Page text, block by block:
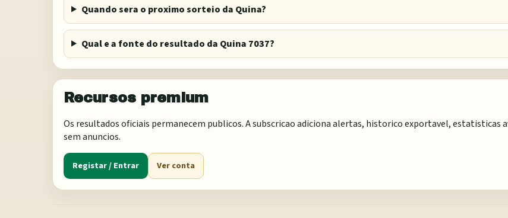
Quando sera o proximo sorteio da Quina?
Qual e a fonte do resultado da Quina 7037?
Recursos premium
Os resultados oficiais permanecem publicos. A subscricao adiciona alertas, historico exportavel, estatisticas
sem anuncios.
Registar / Entrar Ver conta